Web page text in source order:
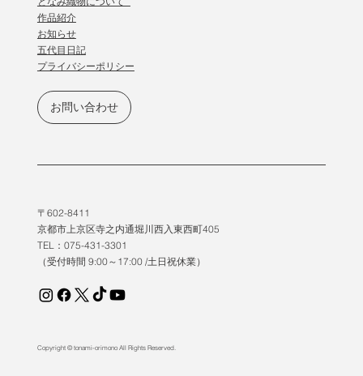
お問い合わせ
〒602-8411
京都市上京区寺之内通堀川西入東西町405
TEL：075-431-3301
（受付時間 9:00～17:00 /土日祝休業）
作品紹介
​お知らせ
五代目日記
プライバシーポリシー
Copyright © tonami-orimono All Rights Reserved.